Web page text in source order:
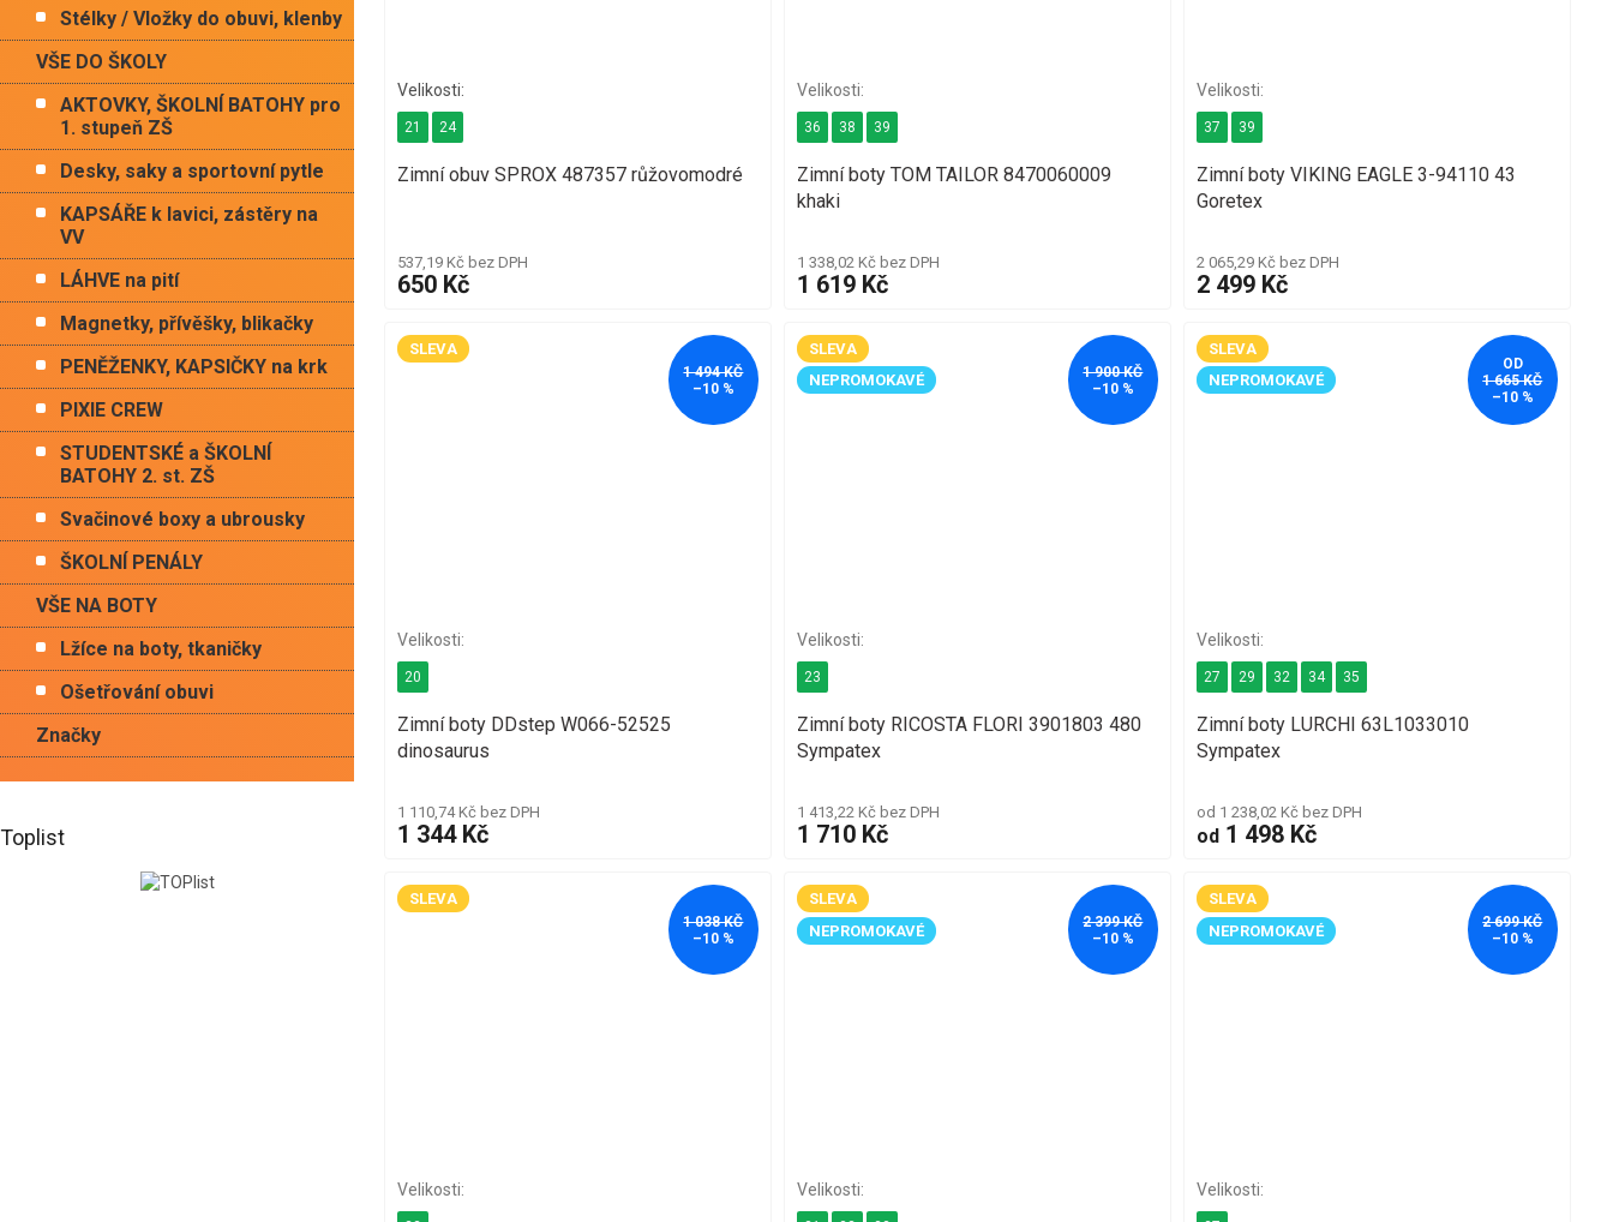
Stélky / Vložky do obuvi, klenby
VŠE DO ŠKOLY
AKTOVKY, ŠKOLNÍ BATOHY pro
1. stupeň ZŠ
Desky, saky a sportovní pytle
KAPSÁŘE k lavici, zástěry na
VV
LÁHVE na pití
Magnetky, přívěšky, blikačky
PENĚŽENKY, KAPSIČKY na krk
PIXIE CREW
STUDENTSKÉ a ŠKOLNÍ
BATOHY 2. st. ZŠ
Svačinové boxy a ubrousky
ŠKOLNÍ PENÁLY
VŠE NA BOTY
Lžíce na boty, tkaničky
Ošetřování obuvi
Značky
Toplist
Zimní obuv SPROX 487357 růžovomodré
537,19 Kč bez DPH
650 Kč
21 24
Zimní boty TOM TAILOR 8470060009
khaki
1 338,02 Kč bez DPH
1 619 Kč
36 38 39
Zimní boty VIKING EAGLE 3-94110 43
Goretex
2 065,29 Kč bez DPH
2 499 Kč
37 39
SLEVA
1 494 KČ
–10 %
Zimní boty DDstep W066-52525
dinosaurus
1 110,74 Kč bez DPH
1 344 Kč
20
SLEVA
NEPROMOKAVÉ
1 900 KČ
–10 %
Zimní boty RICOSTA FLORI 3901803 480
Sympatex
1 413,22 Kč bez DPH
1 710 Kč
23
SLEVA
NEPROMOKAVÉ
OD
1 665 KČ
–10 %
Zimní boty LURCHI 63L1033010
Sympatex
od 1 238,02 Kč bez DPH
od1 498 Kč
27 29 32 34 35
SLEVA
1 038 KČ
–10 %
SLEVA
NEPROMOKAVÉ
2 399 KČ
–10 %
SLEVA
NEPROMOKAVÉ
2 699 KČ
–10 %